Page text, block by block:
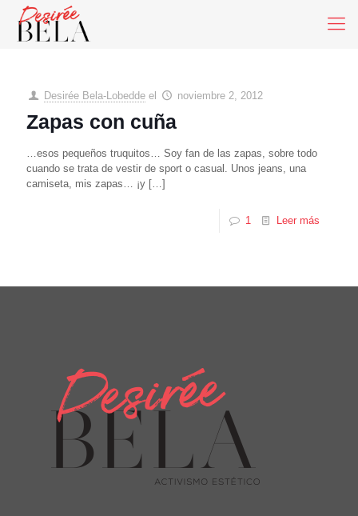
Desirée Bela-Lobedde el noviembre 2, 2012
Zapas con cuña
…esos pequeños truquitos… Soy fan de las zapas, sobre todo
cuando se trata de vestir de sport o casual. Unos jeans, una
camiseta, mis zapas… ¡y […]
1 Leer más